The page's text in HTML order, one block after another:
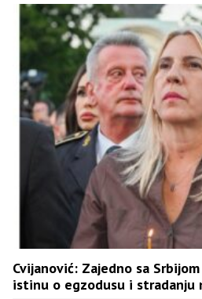
Cvijanović: Zajedno sa
istinu o egzodusu i stradanju